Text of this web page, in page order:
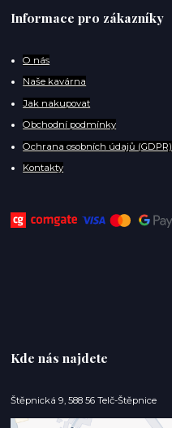
Informace pro zákazníky
O nás
Naše kavárna
Jak nakupovat
Obchodní podmínky
Ochrana osobních údajů (GDPR)
Kontakty
Kde nás najdete
Štěpnická 9, 588 56 Telč-Štěpnice